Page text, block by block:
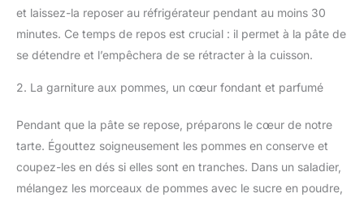
et laissez-la reposer au réfrigérateur pendant au moins 30
minutes. Ce temps de repos est crucial : il permet à la pâte de
se détendre et l’empêchera de se rétracter à la cuisson.
2. La garniture aux pommes, un cœur fondant et parfumé
Pendant que la pâte se repose, préparons le cœur de notre
tarte. Égouttez soigneusement les pommes en conserve et
coupez-les en dés si elles sont en tranches. Dans un saladier,
mélangez les morceaux de pommes avec le sucre en poudre,